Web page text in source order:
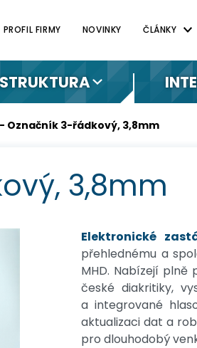
PROFIL FIRMY NOVINKY ČLÁNKY
- Označník 3-řádkový, 3,8mm
3,8mm
Elektronické
přehlednému a
MHD. Nabízejí plně
české diakritiky,
a integrované
aktualizaci dat a
pro dlouhodobý